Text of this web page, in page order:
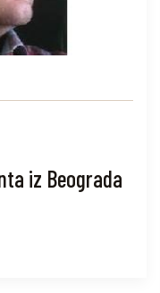
iz Beograda